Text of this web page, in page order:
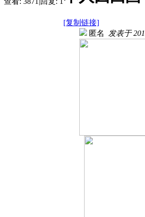
[复制链接]
匿名 发表于